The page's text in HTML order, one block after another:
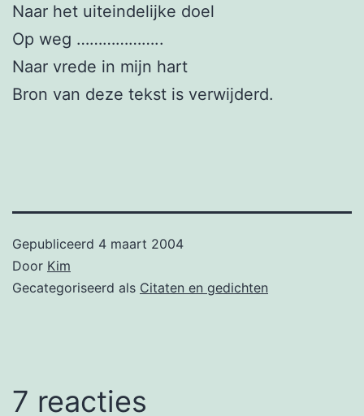
Naar het uiteindelijke doel
Op weg ………………..
Naar vrede in mijn hart
Bron van deze tekst is verwijderd.
Gepubliceerd 4 maart 2004
Door Kim
Gecategoriseerd als Citaten en gedichten
7 reacties